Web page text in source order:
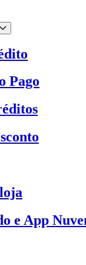
Pago
e App